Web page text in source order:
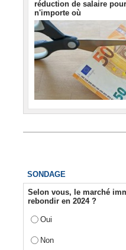
réduction de salaire
n'importe où
SONDAGE
Selon vous, le marché
rebondir en 2024 ?
Oui
Non